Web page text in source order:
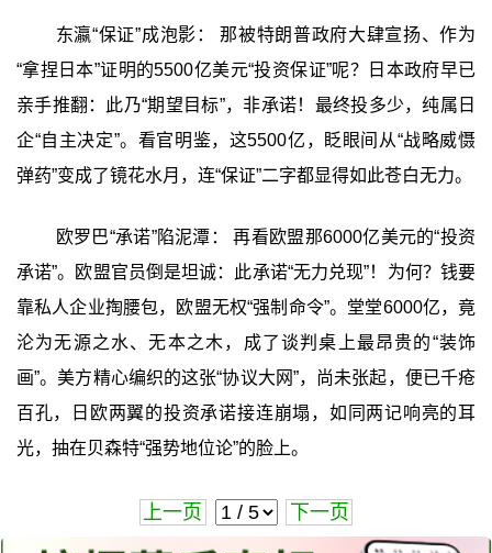
东瀛“保证”成泡影： 那被特朗普政府大肆宣扬、作为
“拿捏日本”证明的5500亿美元“投资保证”呢？日本政府早已
亲手推翻：此乃“期望目标”，非承诺！最终投多少，纯属日
企“自主决定”。看官明鉴，这5500亿，眨眼间从“战略威慑
弹药”变成了镜花水月，连“保证”二字都显得如此苍白无力。
欧罗巴“承诺”陷泥潭： 再看欧盟那6000亿美元的“投资
承诺”。欧盟官员倒是坦诚：此承诺“无力兑现”！为何？钱要
靠私人企业掏腰包，欧盟无权“强制命令”。堂堂6000亿，竟
沦为无源之水、无本之木，成了谈判桌上最昂贵的“装饰
画”。美方精心编织的这张“协议大网”，尚未张起，便已千疮
百孔，日欧两翼的投资承诺接连崩塌，如同两记响亮的耳
光，抽在贝森特“强势地位论”的脸上。
上一页 下一页